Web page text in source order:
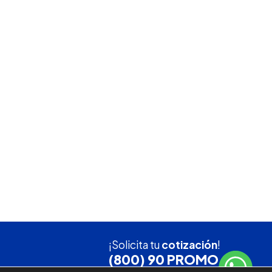
¡Solicita tucotización!
(800) 90 PROMO